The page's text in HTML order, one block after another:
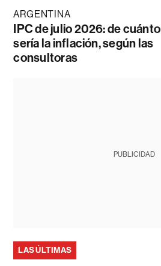
ARGENTINA
IPC de julio 2026: de cuánto
sería la inflación, según las
consultoras
PUBLICIDAD
LAS ÚLTIMAS